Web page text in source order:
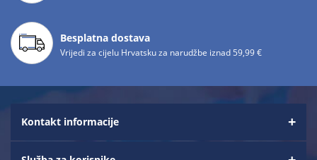
Besplatna dostava
Vrijedi za cijelu Hrvatsku za narudžbe iznad 59,99 €
Kontakt informacije